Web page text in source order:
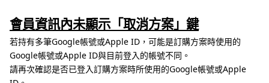
會員資訊內未顯示「取消方案」鍵
若持有多筆Google帳號或Apple ID，可能是訂購方案時使用的
Google帳號或Apple ID與目前登入的帳號不同。
請再次確認是否已登入訂購方案時所使用的Google帳號或Apple